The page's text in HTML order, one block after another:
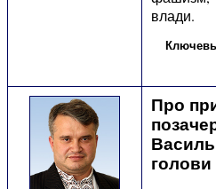
влади.
Про
голови